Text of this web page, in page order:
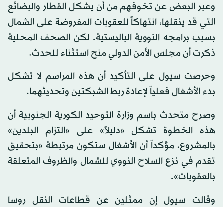
وعبر البعض عن تخوفهم من أن يشكل القطار والبضائع
التي قد ينقلها، انتهاكاً للعقوبات المفروضة على الشمال
بسبب برامجه النووية الباليستية. لكن الصحف المحلية
ذكرت أن مجلس الأمن الدولي منح استثناء للحدث.
وحرصت سيول على التأكيد أن هذه المراسم لا تشكل
بدء الأشغال فعلياً لإعادة ربط الشبكتين وتحديثهما.
وصرح متحدث باسم وزارة التوحيد الكورية الجنوبية أن
هذه الخطوة تشكل «دليلاً» على «التزام البلدين»
بالمشروع، مؤكداً أن الأشغال ستكون مرتبطة «بتحقيق
تقدم في نزع السلاح النووي للشمال والظروف المتعلقة
بالعقوبات».
وقالت سيول إن ممثلين عن قطاعات النقل روسا